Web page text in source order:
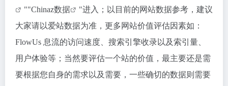
""Chinaz数据
"进入；以目前的网站数据参考，建议
大家请以爱站数据为准，更多网站价值评估因素如：
FlowUs 息流的访问速度、搜索引擎收录以及索引量、
用户体验等；当然要评估一个站的价值，最主要还是需
要根据您自身的需求以及需要，一些确切的数据则需要